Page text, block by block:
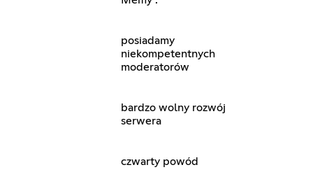
posiadamy
niekompetentnych
moderatorów
bardzo wolny rozwój
serwera
czwarty powód